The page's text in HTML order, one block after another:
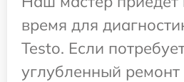
время для
Testo. Если
углубленный